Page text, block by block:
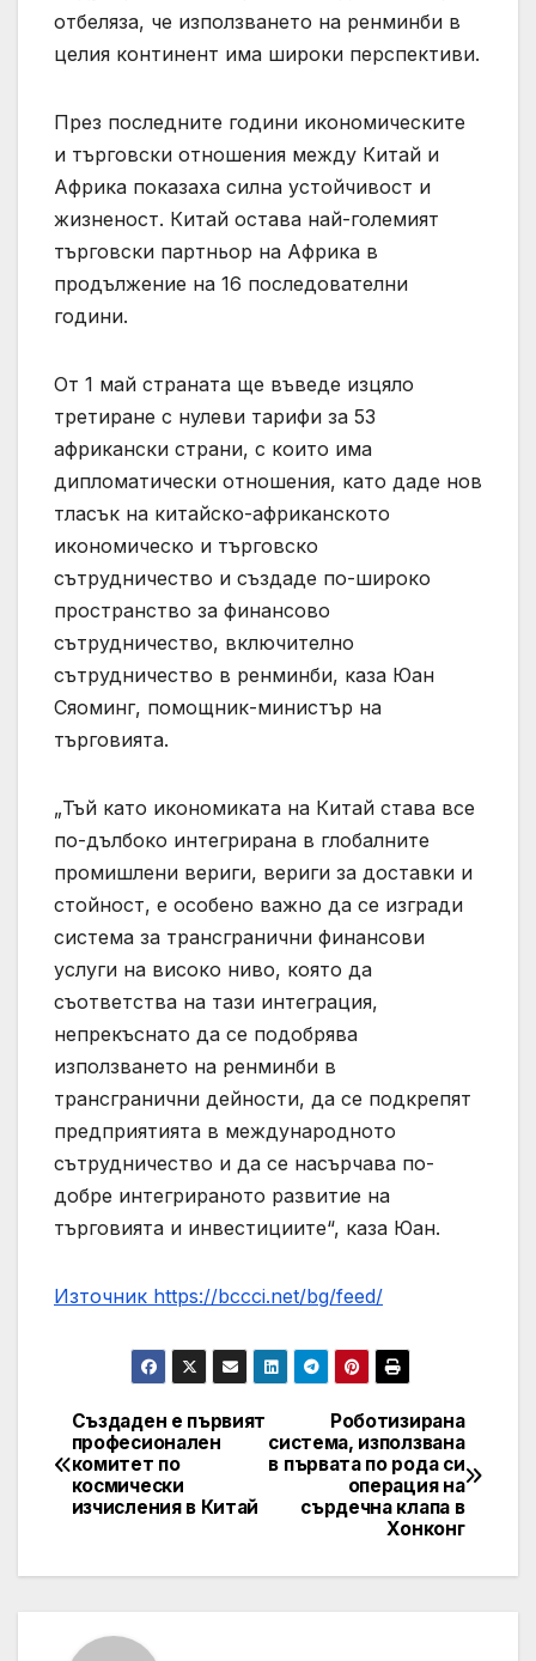
отбеляза, че използването на ренминби в
целия континент има широки перспективи.
През последните години икономическите
и търговски отношения между Китай и
Африка показаха силна устойчивост и
жизненост. Китай остава най-големият
търговски партньор на Африка в
продължение на 16 последователни
години.
От 1 май страната ще въведе изцяло
третиране с нулеви тарифи за 53
африкански страни, с които има
дипломатически отношения, като даде нов
тласък на китайско-африканското
икономическо и търговско
сътрудничество и създаде по-широко
пространство за финансово
сътрудничество, включително
сътрудничество в ренминби, каза Юан
Сяоминг, помощник-министър на
търговията.
„Тъй като икономиката на Китай става все
по-дълбоко интегрирана в глобалните
промишлени вериги, вериги за доставки и
стойност, е особено важно да се изгради
система за трансгранични финансови
услуги на високо ниво, която да
съответства на тази интеграция,
непрекъснато да се подобрява
използването на ренминби в
трансгранични дейности, да се подкрепят
предприятията в международното
сътрудничество и да се насърчава по-
добре интегрираното развитие на
търговията и инвестициите“, каза Юан.
Източник https://bccci.net/bg/feed/
Post
navigation
Роботизирана
система, използвана
в първата по рода си
операция на
сърдечна клапа в
Хонконг
Създаден е първият
професионален
комитет по
космически
изчисления в Китай